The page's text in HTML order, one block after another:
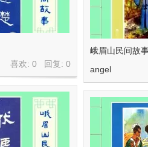
喜欢: 0 回复: 0
峨眉山民间故
angel